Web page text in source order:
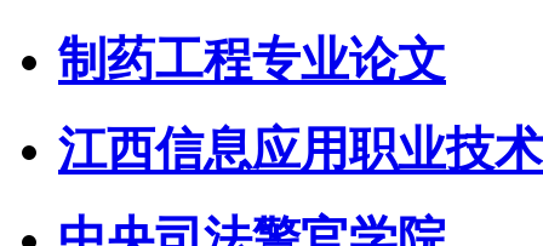
制药工程专业论文
江西信息应用职业技